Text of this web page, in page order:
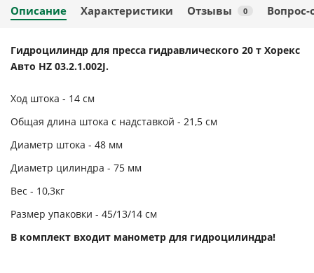
Описание Характеристики Отзывы 0 Вопрос-
Гидроцилиндр для пресса гидравлического 20 т Хорекс
Авто HZ 03.2.1.002J.
Ход штока - 14 см
Общая длина штока с надставкой - 21,5 см
Диаметр штока - 48 мм
Диаметр цилиндра - 75 мм
Вес - 10,3кг
Размер упаковки - 45/13/14 см
В комплект входит манометр для гидроцилиндра!